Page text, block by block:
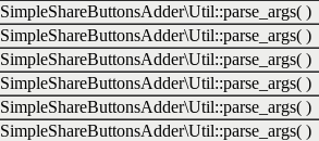
SimpleShareButtonsAdder\Util::parse_args( )
SimpleShareButtonsAdder\Util::parse_args( )
SimpleShareButtonsAdder\Util::parse_args( )
SimpleShareButtonsAdder\Util::parse_args( )
SimpleShareButtonsAdder\Util::parse_args( )
SimpleShareButtonsAdder\Util::parse_args( )